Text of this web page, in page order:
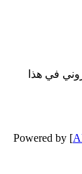
في هذا